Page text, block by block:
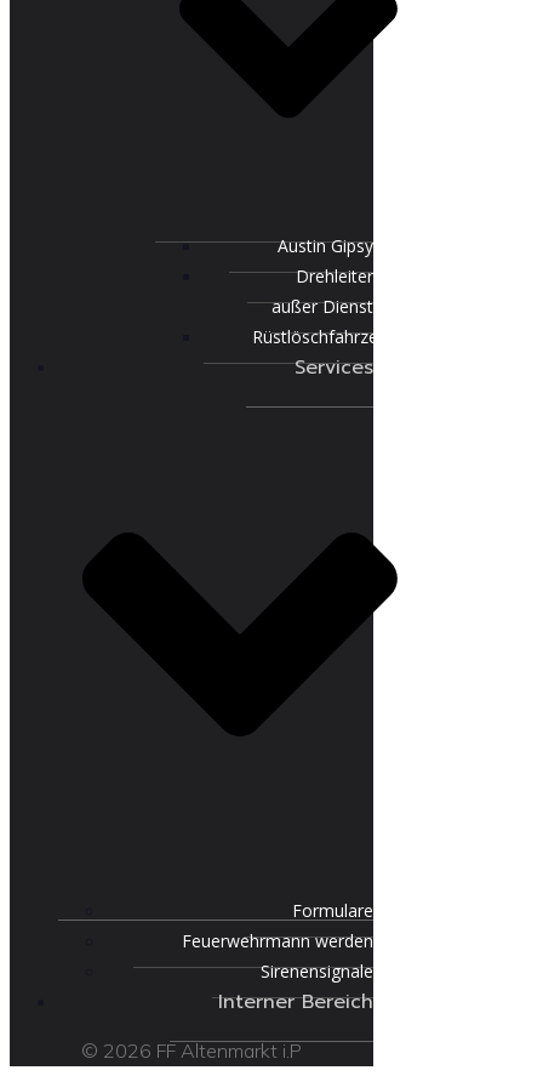
Austin Gipsy
Drehleiter
außer Dienst
Rüstlöschfahrzeug
Services
Formulare
Feuerwehrmann werden
Sirenensignale
Interner Bereich
© 2026 FF Altenmarkt i.P